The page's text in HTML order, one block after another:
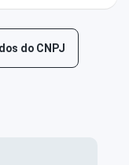
do CNPJ